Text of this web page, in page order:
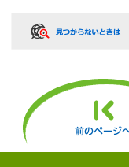
前のページ